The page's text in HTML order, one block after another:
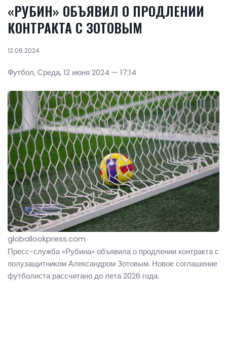
«РУБИН» ОБЪЯВИЛ О ПРОДЛЕНИИ
КОНТРАКТА С ЗОТОВЫМ
12.06.2024
Футбол, Среда, 12 июня 2024 — 17:14
globallookpress.com
Пресс-служба «Рубина» объявила о продлении контракта с
полузащитником Александром Зотовым. Новое соглашение
футболиста рассчитано до лета 2026 года.